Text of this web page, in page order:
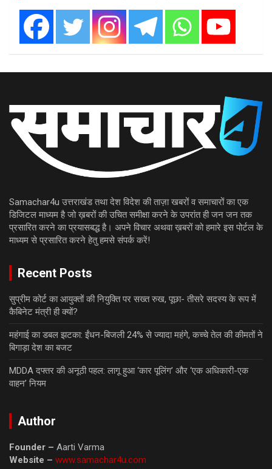
Samachar4u उत्तराखंड तथा देश विदेश की ताज़ा खबरों व समाचारों का एक
डिजिटल माध्यम है जो ख़बरों की उचित समीक्षा करने के उपरांत ही जन जन तक
प्रसारित करने का प्रयासबद्ध है। अपने विचार अथवा ख़बरों को हमारे इस पोर्टल के
माध्यम से प्रसारित करने हेतु हमसे संपर्क करें!
Recent Posts
सुप्रीम कोर्ट का आयुक्तों की नियुक्ति पर सख्त रुख, पूछा- तीसरे सदस्य के रूप में
कैबिनेट मंत्री ही क्यों?
महंगाई का डबल झटका: ईंधन-बिजली 24% से ज्यादा महंगे, कच्चे तेल की कीमतों ने
बिगाड़ा देश का बजट
MDDA दफ्तर की अनूठी पहल: लागू हुआ ‘कार पूलिंग’ और ‘एक अधिकारी-एक
वाहन’ नियम
Author
Founder – Aarti Varma
Website – www.samachar4u.com